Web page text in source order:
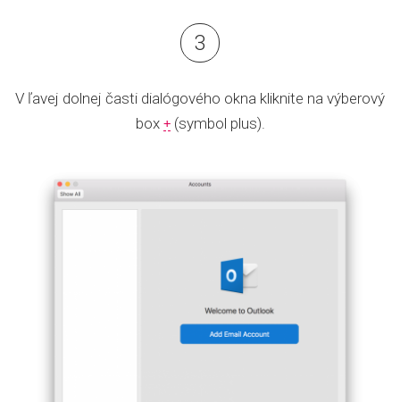
V ľavej dolnej časti dialógového okna kliknite na výberový
box +(symbol plus).